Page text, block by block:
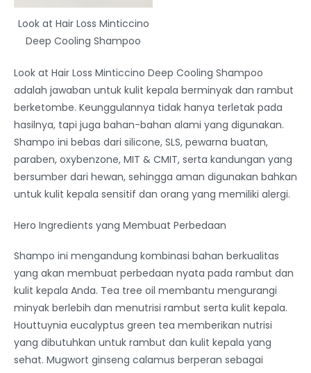
Look at Hair Loss Minticcino
Deep Cooling Shampoo
Look at Hair Loss Minticcino Deep Cooling Shampoo
adalah jawaban untuk kulit kepala berminyak dan rambut
berketombe. Keunggulannya tidak hanya terletak pada
hasilnya, tapi juga bahan-bahan alami yang digunakan.
Shampo ini bebas dari silicone, SLS, pewarna buatan,
paraben, oxybenzone, MIT & CMIT, serta kandungan yang
bersumber dari hewan, sehingga aman digunakan bahkan
untuk kulit kepala sensitif dan orang yang memiliki alergi.
Hero Ingredients yang Membuat Perbedaan
Shampo ini mengandung kombinasi bahan berkualitas
yang akan membuat perbedaan nyata pada rambut dan
kulit kepala Anda. Tea tree oil membantu mengurangi
minyak berlebih dan menutrisi rambut serta kulit kepala.
Houttuynia eucalyptus green tea memberikan nutrisi
yang dibutuhkan untuk rambut dan kulit kepala yang
sehat. Mugwort ginseng calamus berperan sebagai